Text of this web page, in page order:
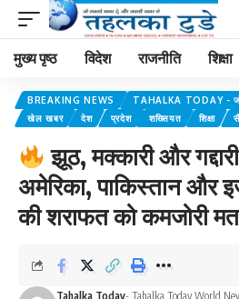
मुख्य पृष्ठ विदेश राजनीति शिक्षा
BREAKING NEWS
TAHALKA TODAY -
खेल खबर
देश प्रदेश शख्सियत शिक्षा
झूठ, मक्कारी और
अमेरिका, पाकिस्तान और
की शराफत को कमजोरी
Tahalka Today- Tahalka Today World